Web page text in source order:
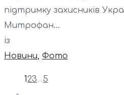
підтримку захисників
Митрофан...
із
Новини, Фото
123…5